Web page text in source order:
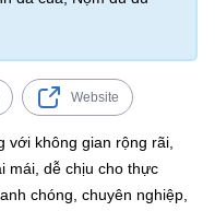
Website
với không gian rộng rãi,
mái, dễ chịu cho thực
chóng, chuyên nghiệp,